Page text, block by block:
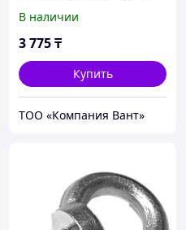
В наличии
3 775₸
Купить
ТОО «Компания Вант»